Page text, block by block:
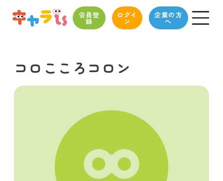
会員登
録
ログイ
ン
企業の方
へ
コロこころコロン